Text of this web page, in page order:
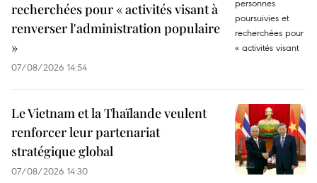
recherchées pour « activités visant à
renverser l'administration populaire
»
07/08/2026 14:54
Le Vietnam et la Thaïlande veulent
renforcer leur partenariat
stratégique global
07/08/2026 14:30